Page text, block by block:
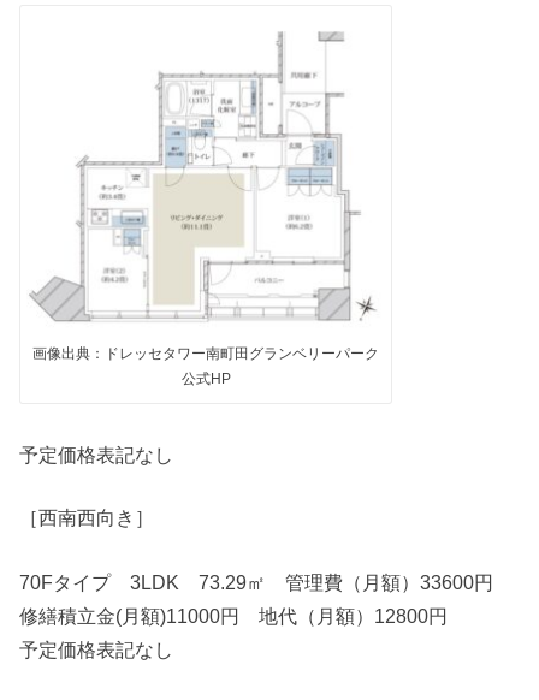
画像出典：ドレッセタワー南町田グランベリーパーク
公式HP
予定価格表記なし
［西南西向き］
70Fタイプ 3LDK 73.29㎡ 管理費（月額）33600円
修繕積立金(月額)11000円 地代（月額）12800円
予定価格表記なし